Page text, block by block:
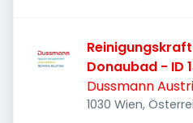
Donaubad - ID
Dussmann
1030 Wien,